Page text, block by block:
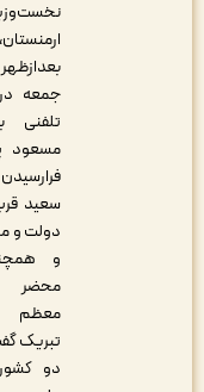
نخست‌وزیر
ارمنستان،
بعدازظهر امروز
جمعه در تماس
تلفنی با دکتر
مسعود پزشکیان
فرارسیدن عید
سعید قربان را به
دولت و ملت ایران
و همچنین به
محضر مقام
معظم رهبری
تبریک گفت و برای
دو کشور و دو